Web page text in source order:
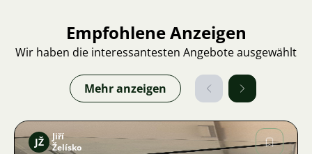
Empfohlene Anzeigen
Wir haben die interessantesten Angebote ausgewählt
Mehr anzeigen
JŽ
Jiří
Želísko